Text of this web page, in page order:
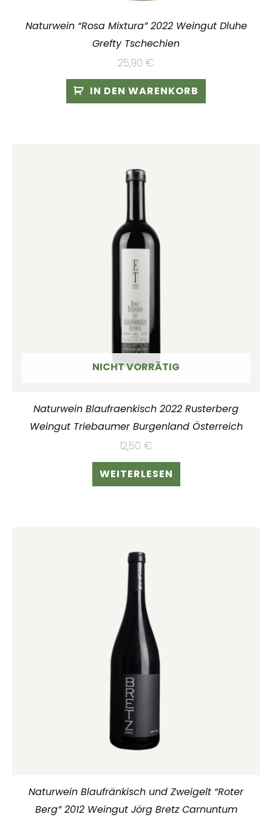
Naturwein “Rosa Mixtura” 2022 Weingut Dluhe
Grefty Tschechien
25,90 €
IN DEN WARENKORB
NICHT VORRÄTIG
Naturwein Blaufraenkisch 2022 Rusterberg
Weingut Triebaumer Burgenland Österreich
12,50 €
WEITERLESEN
Naturwein Blaufränkisch und Zweigelt “Roter
Berg” 2012 Weingut Jörg Bretz Carnuntum